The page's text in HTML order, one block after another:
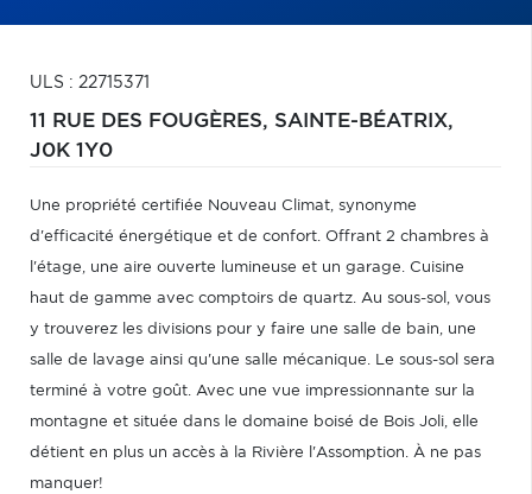
ULS : 22715371
11 RUE DES FOUGÈRES, SAINTE-BÉATRIX,
J0K 1Y0
Une propriété certifiée Nouveau Climat, synonyme
d'efficacité énergétique et de confort. Offrant 2 chambres à
l'étage, une aire ouverte lumineuse et un garage. Cuisine
haut de gamme avec comptoirs de quartz. Au sous-sol, vous
y trouverez les divisions pour y faire une salle de bain, une
salle de lavage ainsi qu'une salle mécanique. Le sous-sol sera
terminé à votre goût. Avec une vue impressionnante sur la
montagne et située dans le domaine boisé de Bois Joli, elle
détient en plus un accès à la Rivière l'Assomption. À ne pas
manquer!